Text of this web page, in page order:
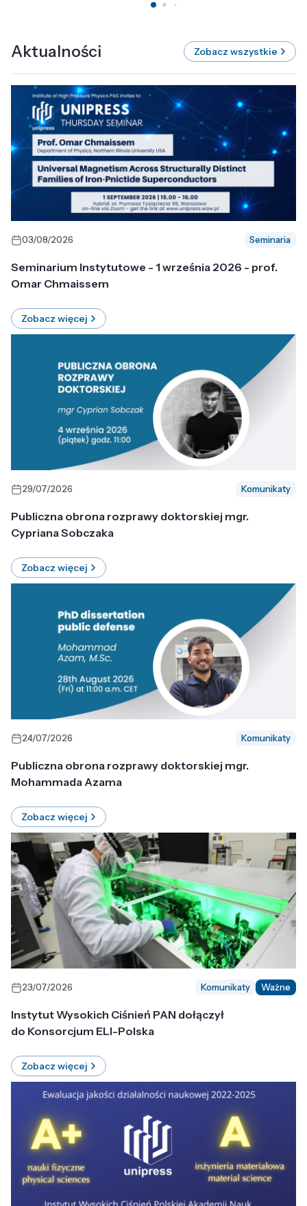
Aktualności Zobacz wszystkie
03/08/2026 Seminaria
Seminarium Instytutowe - 1 września 2026 - prof.
Omar Chmaissem
Zobacz więcej
29/07/2026 Komunikaty
Publiczna obrona rozprawy doktorskiej mgr.
Cypriana Sobczaka
Zobacz więcej
24/07/2026 Komunikaty
Publiczna obrona rozprawy doktorskiej mgr.
Mohammada Azama
Zobacz więcej
23/07/2026 Komunikaty Ważne
Instytut Wysokich Ciśnień PAN dołączył
do Konsorcjum ELI-Polska
Zobacz więcej